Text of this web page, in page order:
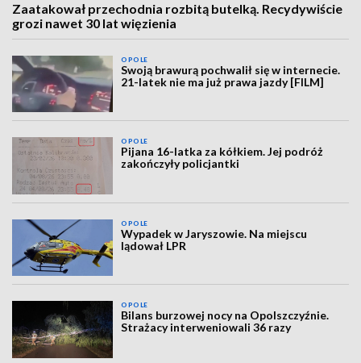
Zaatakował przechodnia rozbitą butelką. Recydywiście
grozi nawet 30 lat więzienia
OPOLE
Swoją brawurą pochwalił się w internecie.
21-latek nie ma już prawa jazdy [FILM]
OPOLE
Pijana 16-latka za kółkiem. Jej podróż
zakończyły policjantki
OPOLE
Wypadek w Jaryszowie. Na miejscu
lądował LPR
OPOLE
Bilans burzowej nocy na Opolszczyźnie.
Strażacy interweniowali 36 razy